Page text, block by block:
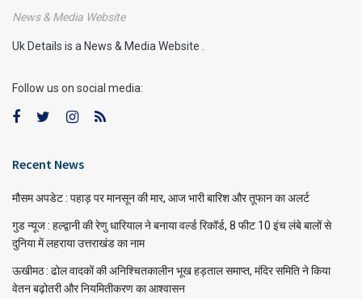
News & Media Website
Uk Details is a News & Media Website .
Follow us on social media:
Recent News
मौसम अपडेट : पहाड़ पर मानसून की मार, आज भारी बारिश और तूफान का अलर्ट
गुड न्यूज : हल्द्वानी की रेणु धारियाल ने बनाया वर्ल्ड रिकॉर्ड, 8 फीट 10 इंच लंबे बालों से
दुनिया में लहराया उत्तराखंड का नाम
ऊखीमठ : ढोल वादकों की अनिश्चितकालीन भूख हड़ताल समाप्त, मंदिर समिति ने किया
वेतन बढ़ोतरी और नियमितीकरण का आश्वासन